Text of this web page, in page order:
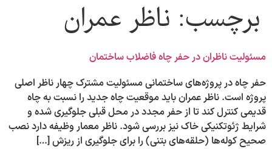
برچسب: ناظر عمران
مسئولیت ناظران در حفر چاه فاضلاب ساختمان
حفر چاه در پروژه‌های ساختمانی مسئولیت مشترک چهار ناظر اصلی
پروژه است. ناظر عمران باید موقعیت چاه جدید را نسبت به چاه
قدیمی کنترل کند تا از حفر مجدد در محل قبلی جلوگیری شده و
شرایط ژئوتکنیکی خاک نیز بررسی شود. ناظر معمار وظیفه دارد نصب
صحیح کوله‌ها (حلقه‌های بتنی) را برای جلوگیری از ریزش […]